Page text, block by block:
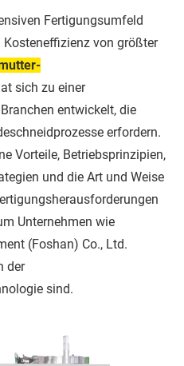
Fertigungsumfeld
von größter
sich zu einer
entwickelt, die
erfordern.
Vorteile, Betriebsprinzipien,
und die Art und Weise
Unternehmen wie
(Foshan) Co., Ltd.
der
sind.